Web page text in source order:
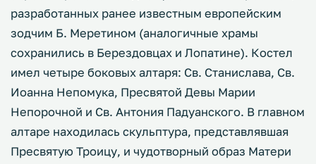
разработанных ранее известным европейским
зодчим Б. Меретином (аналогичные храмы
сохранились в Берездовцах и Лопатине). Костел
имел четыре боковых алтаря: Св. Станислава, Св.
Иоанна Непомука, Пресвятой Девы Марии
Непорочной и Св. Антония Падуанского. В главном
алтаре находилась скульптура, представлявшая
Пресвятую Троицу, и чудотворный образ Матери